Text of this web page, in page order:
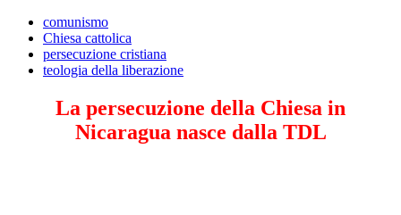
comunismo
Chiesa cattolica
persecuzione cristiana
teologia della liberazione
La persecuzione della Chiesa in
Nicaragua nasce dalla TDL